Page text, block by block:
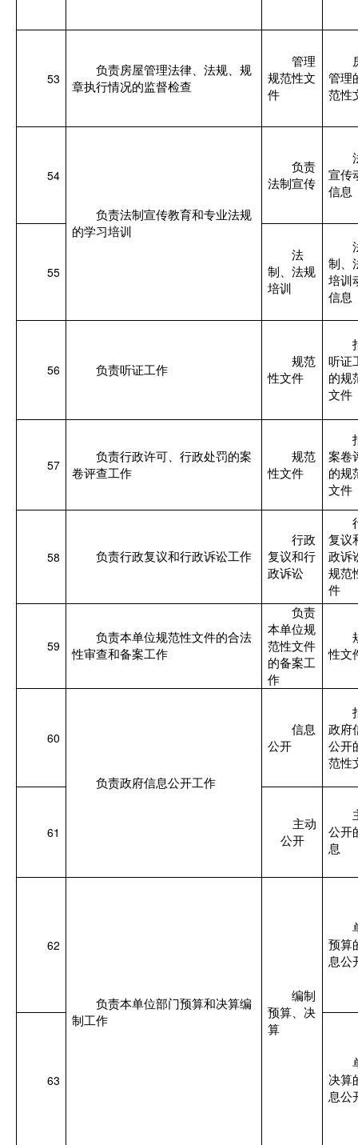
53
负责房屋管理法律、法规、规
章执行情况的监督检查
管理
规范性文
件
管理
范性
54
负责法制宣传教育和专业法规
的学习培训
负责
法制宣传
宣传
信息
55
法
制、法规
培训
制、
培训
信息
56 负责听证工作
规范
性文件
听证
的规
文件
57
负责行政许可、行政处罚的案
卷评查工作
规范
性文件
案卷
的规
文件
58 负责行政复议和行政诉讼工作
行政
复议和行
政诉讼
复议
政诉
规范
件
59
负责本单位规范性文件的合法
性审查和备案工作
负责
本单位规
范性文件
的备案工
作
性文
60
负责政府信息公开工作
信息
公开
政府
公开
范性
61
主动
公开
公开
息
62
负责本单位部门预算和决算编
制工作
编制
预算、决
算
预算
息公
63
决算
息公